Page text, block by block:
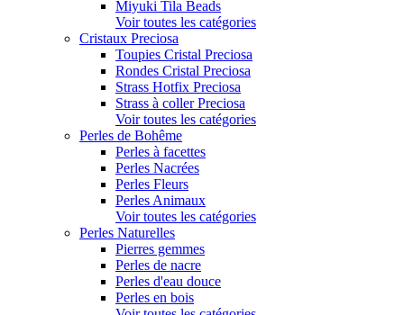
Miyuki Tila Beads
Voir toutes les catégories
Cristaux Preciosa
Toupies Cristal Preciosa
Rondes Cristal Preciosa
Strass Hotfix Preciosa
Strass à coller Preciosa
Voir toutes les catégories
Perles de Bohême
Perles à facettes
Perles Nacrées
Perles Fleurs
Perles Animaux
Voir toutes les catégories
Perles Naturelles
Pierres gemmes
Perles de nacre
Perles d'eau douce
Perles en bois